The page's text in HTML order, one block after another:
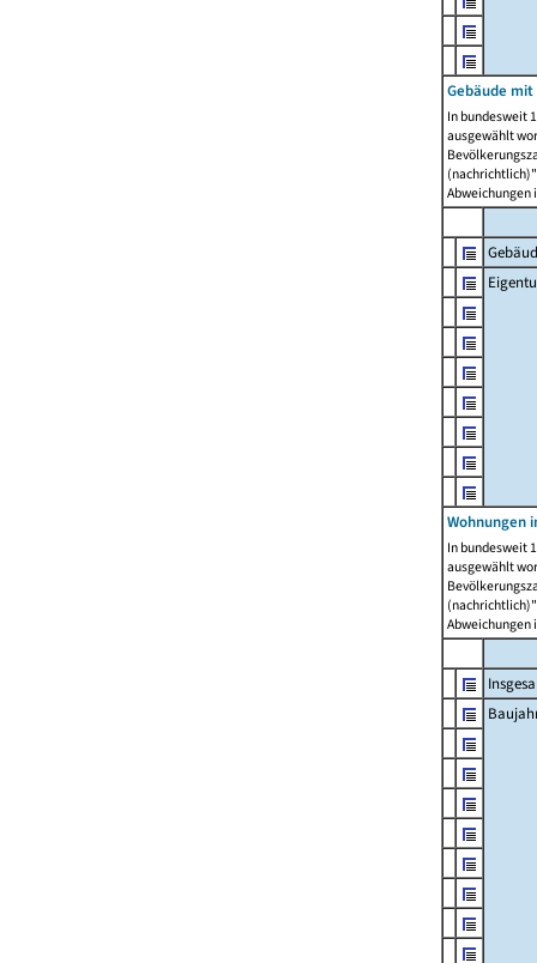
Gebäude
In bundesweit
ausgewählt
Abweichungen
Wohnungen
In bundesweit
ausgewählt
Abweichungen